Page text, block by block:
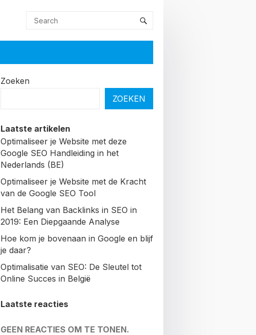
Zoeken
ZOEKEN
Laatste artikelen
Optimaliseer je Website met deze
Google SEO Handleiding in het
Nederlands (BE)
Optimaliseer je Website met de Kracht
van de Google SEO Tool
Het Belang van Backlinks in SEO in
2019: Een Diepgaande Analyse
Hoe kom je bovenaan in Google en blijf
je daar?
Optimalisatie van SEO: De Sleutel tot
Online Succes in België
Laatste reacties
GEEN REACTIES OM TE TONEN.